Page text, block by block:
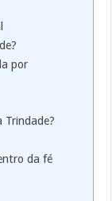
por
Trindade?
da fé